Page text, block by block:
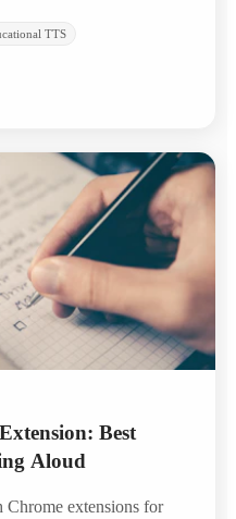
TTS
Best
Aloud
Chrome extensions for